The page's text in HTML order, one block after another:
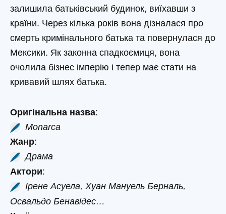
залишила батьківський будинок, виїхавши з
країни. Через кілька років вона дізналася про
смерть кримінального батька та повернулася до
Мексики. Як законна спадкоємиця, вона
очолила бізнес імперію і тепер має стати на
кривавий шлях батька.
Оригінальна назва:
Monarca
Жанр:
Драма
Актори:
Ірене Асуела, Хуан Мануель Берналь,
Освальдо Бенавідес…